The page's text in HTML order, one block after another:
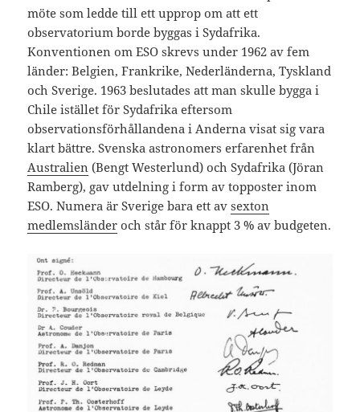
möte som ledde till ett upprop om att ett
observatorium borde byggas i Sydafrika.
Konventionen om ESO skrevs under 1962 av fem
länder: Belgien, Frankrike, Nederländerna, Tyskland
och Sverige. 1963 beslutades att man skulle bygga i
Chile istället för Sydafrika eftersom
observationsförhållandena i Anderna visat sig vara
klart bättre. Svenska astronomers erfarenhet från
Australien (Bengt Westerlund) och Sydafrika (Jöran
Ramberg), gav utdelning i form av topposter inom
ESO. Numera är Sverige bara ett avsexton
medlemsländer och står för knappt 3 % av budgeten.